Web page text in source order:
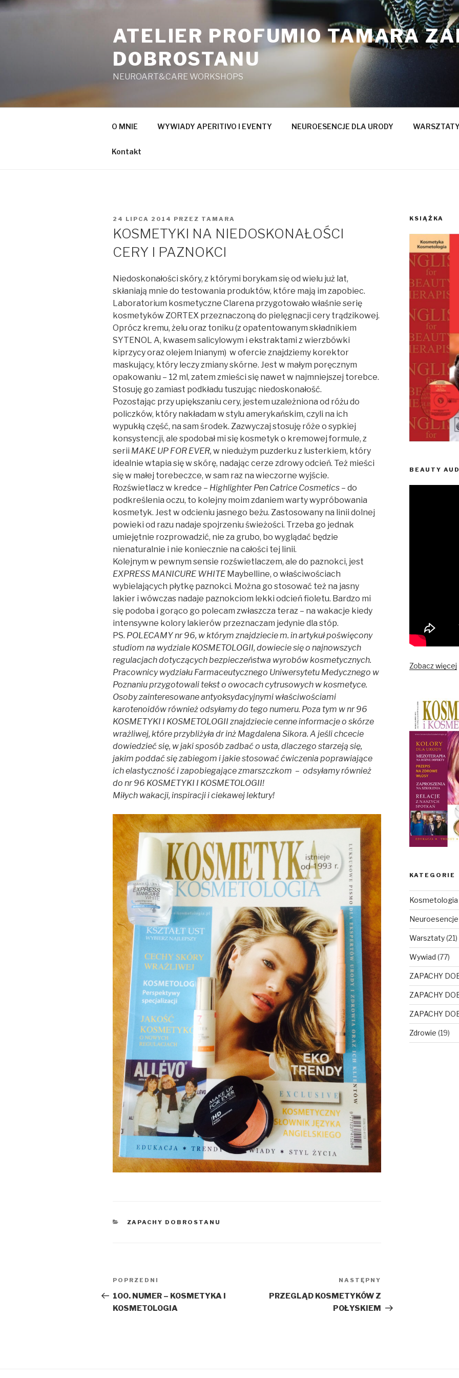
Przeskocz
ATELIER PROFUMIO TAMARA
DOBROSTANU
NEUROART&CARE WORKSHOPS
O MNIE WYWIADY APERITIVO I EVENTY NEUROESENCJE DLA URODY
Kontakt
OPUBLIKOWANE
W
24 LIPCA 2014 PRZEZ TAMARA
KOSMETYKI NA NIEDOSKONAŁOŚCI
CERY I PAZNOKCI
Niedoskonałości skóry, z którymi borykam się od wielu już lat,
skłaniają mnie do testowania produktów, które mają im zapobiec.
Laboratorium kosmetyczne Clarena przygotowało właśnie serię
kosmetyków ZORTEX przeznaczoną do pielęgnacji cery trądzikowej.
Oprócz kremu, żelu oraz toniku (z opatentowanym składnikiem
SYTENOL A, kwasem salicylowym i ekstraktami z wierzbówki
kiprzycy oraz olejem lnianym) w ofercie znajdziemy korektor
maskujący, który leczy zmiany skórne. Jest w małym poręcznym
opakowaniu – 12 ml, zatem zmieści się nawet w najmniejszej torebce.
Stosuję go zamiast podkładu tuszując niedoskonałość.
Pozostając przy upiększaniu cery, jestem uzależniona od różu do
policzków, który nakładam w stylu amerykańskim, czyli na ich
wypukłą część, na sam środek. Zazwyczaj stosuję róże o sypkiej
konsystencji, ale spodobał mi się kosmetyk o kremowej formule, z
serii MAKE UP FOR EVER, w niedużym puzderku z lusterkiem, który
idealnie wtapia się w skórę, nadając cerze zdrowy odcień. Też mieści
się w małej torebeczce, w sam raz na wieczorne wyjście.
Rozświetlacz w kredce – Highlighter Pen Catrice Cosmetics – do
podkreślenia oczu, to kolejny moim zdaniem warty wypróbowania
kosmetyk. Jest w odcieniu jasnego beżu. Zastosowany na linii dolnej
powieki od razu nadaje spojrzeniu świeżości. Trzeba go jednak
umiejętnie rozprowadzić, nie za grubo, bo wyglądać będzie
nienaturalnie i nie koniecznie na całości tej linii.
Kolejnym w pewnym sensie rozświetlaczem, ale do paznokci, jest
EXPRESS MANICURE WHITE Maybelline, o właściwościach
wybielających płytkę paznokci. Można go stosować też na jasny
lakier i wówczas nadaje paznokciom lekki odcień fioletu. Bardzo mi
się podoba i gorąco go polecam zwłaszcza teraz – na wakacje kiedy
intensywne kolory lakierów przeznaczam jedynie dla stóp.
PS. POLECAMY nr 96, w którym znajdziecie m. in artykuł poświęcony
studiom na wydziale KOSMETOLOGII, dowiecie się o najnowszych
regulacjach dotyczących bezpieczeństwa wyrobów kosmetycznych.
Pracownicy wydziału Farmaceutycznego Uniwersytetu Medycznego w
Poznaniu przygotowali tekst o owocach cytrusowych w kosmetyce.
Osoby zainteresowane antyoksydacyjnymi właściwościami
karotenoidów również odsyłamy do tego numeru. Poza tym w nr 96
KOSMETYKI I KOSMETOLOGII znajdziecie cenne informacje o skórze
wrażliwej, które przybliżyła dr inż Magdalena Sikora. A jeśli chcecie
dowiedzieć się, w jaki sposób zadbać o usta, dlaczego starzeją się,
jakim poddać się zabiegom i jakie stosować ćwiczenia poprawiające
ich elastyczność i zapobiegające zmarszczkom – odsyłamy również
do nr 96 KOSMETYKI I KOSMETOLOGII!
Miłych wakacji, inspiracji i ciekawej lektury!
KATEGORIE
ZAPACHY DOBROSTANU
Nawigacja
wpisu
Poprzedni
wpis
POPRZEDNI
100. NUMER – KOSMETYKA I
KOSMETOLOGIA
NASTĘPNY
PRZEGLĄD KOSMETYKÓW Z
POŁYSKIEM
KSIĄŻKA
BEAUTY
Zobacz więcej
KATEGORIE
Kosmetologia
Neuroesencje
Warsztaty(21)
Wywiad (77)
ZAPACHY
ZAPACHY
ZAPACHY
Zdrowie (19)